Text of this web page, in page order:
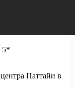
5*
Паттайи в